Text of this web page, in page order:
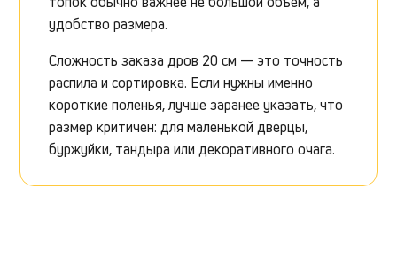
удобство размера.
Сложность заказа дров 20 см — это точность
распила и сортировка. Если нужны именно
короткие поленья, лучше заранее указать, что
размер критичен: для маленькой дверцы,
буржуйки, тандыра или декоративного очага.